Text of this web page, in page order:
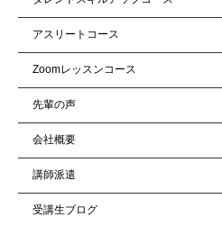
アスリートコース
Zoomレッスンコース
先輩の声
会社概要
講師派遣
受講生ブログ